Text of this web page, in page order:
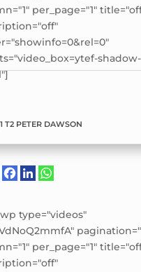
per_page="1"
shadow-
T2 PETER DAWSON
type="videos"
per_page="1"